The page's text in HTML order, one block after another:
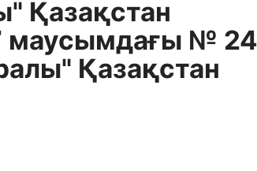
Қазақстан
маусымдағы № 24
Қазақстан